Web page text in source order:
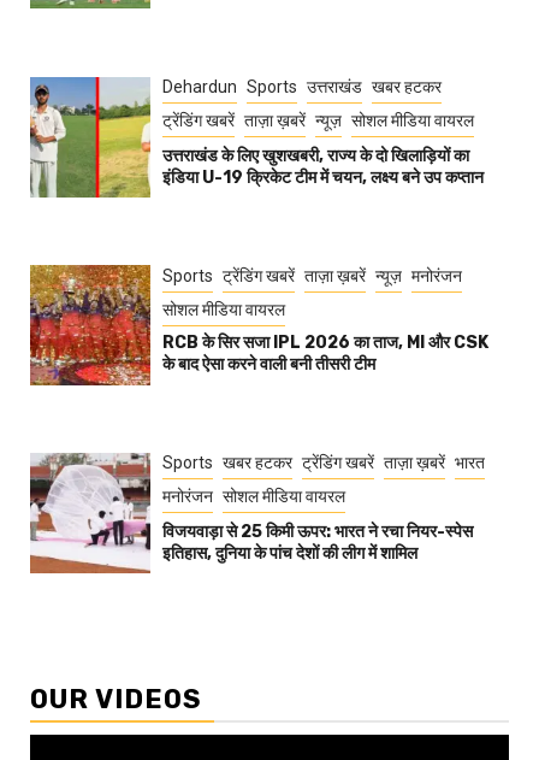
Dehardun Sports उत्तराखंड खबर हटकर
ट्रेंडिंग खबरें ताज़ा ख़बरें न्यूज़ सोशल मीडिया वायरल
उत्तराखंड के लिए खुशखबरी, राज्य के दो खिलाड़ियों का
इंडिया U-19 क्रिकेट टीम में चयन, लक्ष्य बने उप कप्तान
Sports ट्रेंडिंग खबरें ताज़ा ख़बरें न्यूज़ मनोरंजन
सोशल मीडिया वायरल
RCB के सिर सजा IPL 2026 का ताज, MI और CSK
के बाद ऐसा करने वाली बनी तीसरी टीम
Sports खबर हटकर ट्रेंडिंग खबरें ताज़ा ख़बरें भारत
मनोरंजन सोशल मीडिया वायरल
विजयवाड़ा से 25 किमी ऊपर: भारत ने रचा नियर-स्पेस
इतिहास, दुनिया के पांच देशों की लीग में शामिल
OUR VIDEOS